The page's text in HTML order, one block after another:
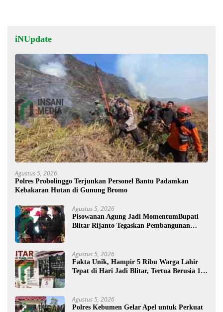
iNUpdate
Agustus 5, 2026
Polres Probolinggo Terjunkan Personel Bantu Padamkan
Kebakaran Hutan di Gunung Bromo
Agustus 5, 2026
Pisowanan Agung Jadi MomentumBupati
Blitar Rijanto Tegaskan Pembangunan
Agustus 5, 2026
Fakta Unik, Hampir 5 Ribu Warga Lahir
Tepat di Hari Jadi Blitar, Tertua Berusia 108
Agustus 5, 2026
Polres Kebumen Gelar Apel untuk Perkuat